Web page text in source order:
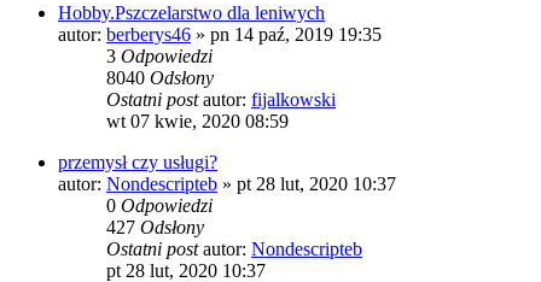
Hobby.Pszczelarstwo dla leniwych
autor: berberys46 » pn 14 paź, 2019 19:35
3 Odpowiedzi
8040 Odsłony
Ostatni postautor: fijalkowski
wt 07 kwie, 2020 08:59
przemysł czy usługi?
autor: Nondescripteb » pt 28 lut, 2020 10:37
0 Odpowiedzi
427 Odsłony
Ostatni postautor: Nondescripteb
pt 28 lut, 2020 10:37